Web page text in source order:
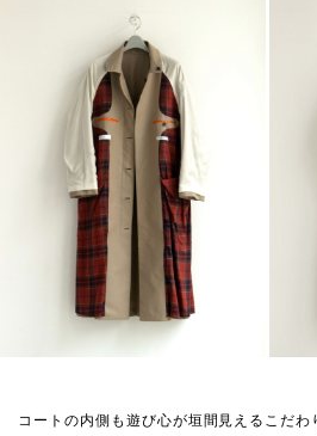
コートの内側も遊び心が垣間見えるこだわ